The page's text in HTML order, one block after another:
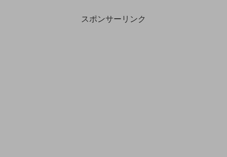
スポンサーリンク